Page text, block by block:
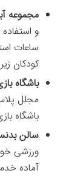
مجموعه
و
ساعات
کودکان زیر ۱۰ سال امکان پذیر نیست.
باشگاه
باشگاه
سالن
ورزشی
آماده